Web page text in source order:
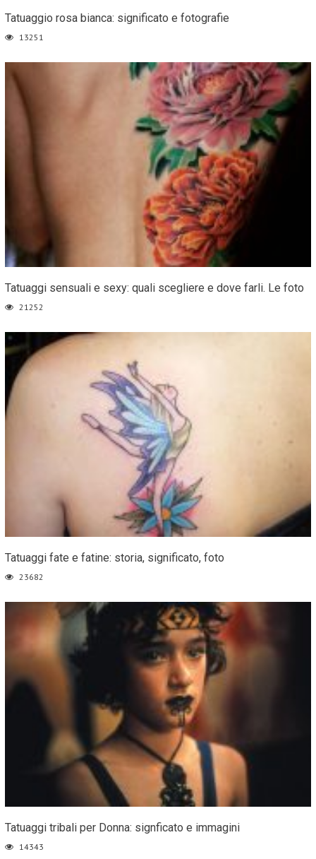
Tatuaggio rosa bianca: significato e fotografie
13251
Tatuaggi sensuali e sexy: quali scegliere e dove farli. Le foto
21252
Tatuaggi fate e fatine: storia, significato, foto
23682
Tatuaggi tribali per Donna: signficato e immagini
14343